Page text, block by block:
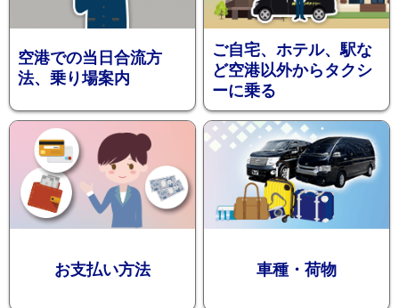
お勧め送
迎プラン
空港での当日合流方
法、乗り場案内
ご自宅、ホテル、駅な
ど空港以外からタクシ
ーに乗る
お支払い方法 車種・荷物